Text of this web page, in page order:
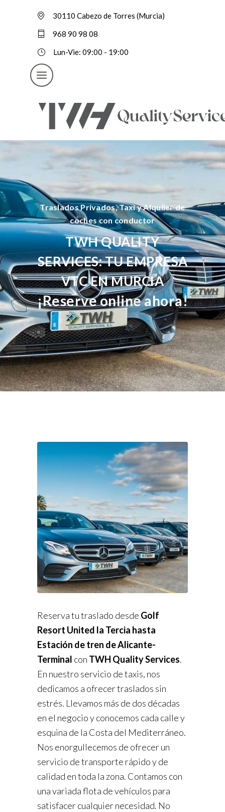
30110 Cabezo de Torres (Murcia)
968 90 98 08
Lun-Vie: 09:00 - 19:00
Traslados Privados, Taxi y Alquiler de
coches con conductor
TWH QUALITY
SERVICES: TU EMPRESA
VTC EN MURCIA
¡Reserve online ahora!
Reserva tu traslado desde Golf
Resort United la Tercia hasta
Estación de tren de Alicante-
Terminal con TWH Quality Services.
En nuestro servicio de taxis, nos
dedicamos a ofrecer traslados sin
estrés. Llevamos más de dos décadas
en el negocio y conocemos cada calle y
esquina de la Costa del Mediterráneo.
Nos enorgullecemos de ofrecer un
servicio de transporte rápido y de
calidad en toda la zona. Contamos con
una variada flota de vehículos para
satisfacer cualquier necesidad. No